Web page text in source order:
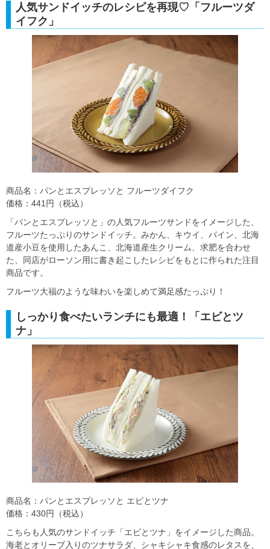
人気サンドイッチのレシピを再現♡「フルーツダ
イフク」
商品名：パンとエスプレッソと フルーツダイフク
価格：441円（税込）
「パンとエスプレッソと」の人気フルーツサンドをイメージした、
フルーツたっぷりのサンドイッチ。みかん、キウイ、パイン、北海
道産小豆を使用したあんこ、北海道産生クリーム、求肥を合わせ
た、同店がローソン用に書き起こしたレシピをもとに作られた注目
商品です。
フルーツ大福のような味わいを楽しめて満足感たっぷり！
しっかり食べたいランチにも最適！「エビとツ
ナ」
商品名：パンとエスプレッソと エビとツナ
価格：430円（税込）
こちらも人気のサンドイッチ「エビとツナ」をイメージした商品。
海老とオリーブ入りのツナサラダ、シャキシャキ食感のレタスを、